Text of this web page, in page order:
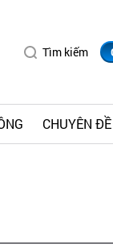
Tìm kiếm
CHUYÊN ĐỀ